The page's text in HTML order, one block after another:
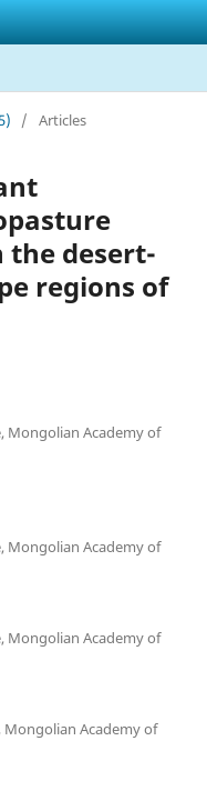
/ Articles
the desert-
regions of
Mongolian Academy of
Mongolian Academy of
Mongolian Academy of
Mongolian Academy of